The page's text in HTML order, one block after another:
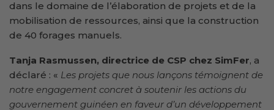
dans le domaine de l’élaboration de projets et de la
mobilisation de ressources, ainsi que la construction
de 40 forages manuels.
Tanja Rasmussen, directrice de CSP chez SimFer, a
déclaré : « Les projets que nous lançons témoignent de
notre engagement concret à soutenir les actions du
gouvernement guinéen en faveur d’un développement